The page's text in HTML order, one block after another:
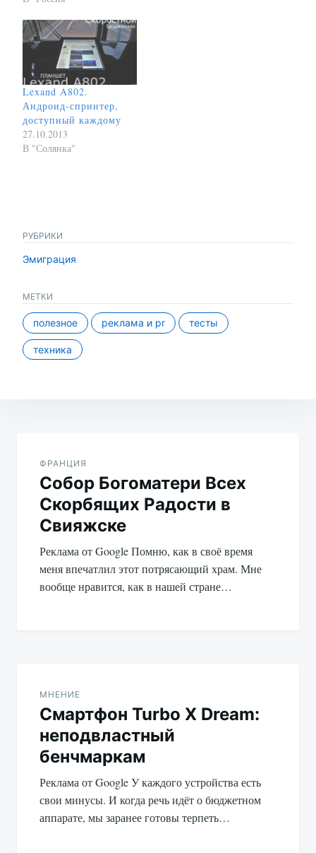
Lexand A802.
Андроид-спринтер,
доступный каждому
27.10.2013
В "Солянка"
РУБРИКИ
Эмиграция
МЕТКИ
полезное реклама и pr тесты
техника
записям
ФРАНЦИЯ
Собор Богоматери Всех
Скорбящих Радости в
Свияжске
Реклама от Google Помню, как в своё время
меня впечатлил этот потрясающий храм. Мне
вообще нравится, как в нашей стране…
МНЕНИЕ
Смартфон Turbo X Dream:
неподвластный
бенчмаркам
Реклама от Google У каждого устройства есть
свои минусы. И когда речь идёт о бюджетном
аппарате, мы заранее готовы терпеть…